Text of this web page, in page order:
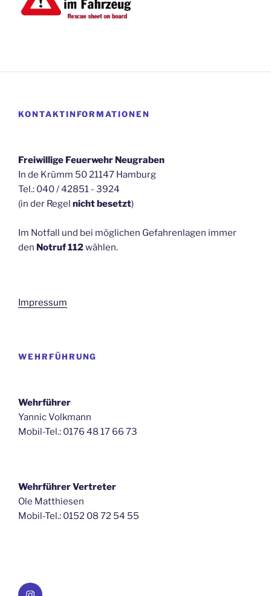
KONTAKTINFORMATIONEN
Freiwillige Feuerwehr Neugraben
In de Krümm 50 21147 Hamburg
Tel.: 040 / 42851 - 3924
(in der Regel nicht besetzt)
Im Notfall und bei möglichen Gefahrenlagen immer
den Notruf 112wählen.
Impressum
WEHRFÜHRUNG
Wehrführer
Yannic Volkmann
Mobil-Tel.: 0176 48 17 66 73
Wehrführer Vertreter
Ole Matthiesen
Mobil-Tel.: 0152 08 72 54 55
Instagram